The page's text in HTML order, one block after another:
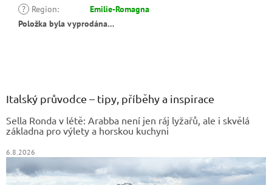
? Region:
Emilie-Romagna
Položka byla vyprodána…
Italský průvodce – tipy, příběhy a inspirace
Sella Ronda v létě: Arabba není jen ráj lyžařů, ale i skvělá
základna pro výlety a horskou kuchyni
6.8.2026